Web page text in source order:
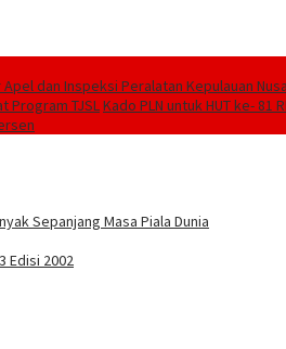
Apel dan Inspeksi Peralatan Kepulauan
Program TJSLKado PLN untuk HUT ke-
Sepanjang Masa Piala Dunia
Edisi 2002